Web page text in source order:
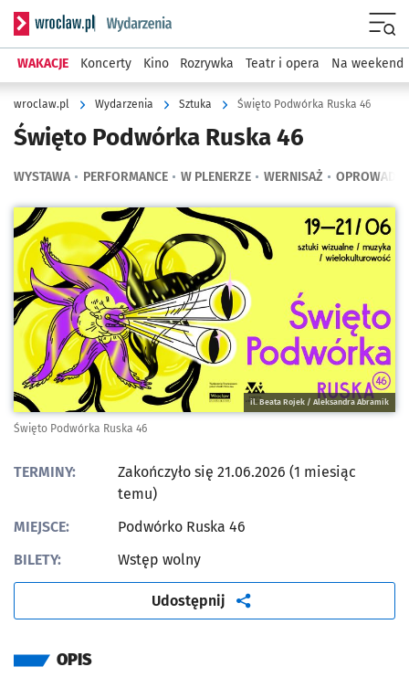
Serwis informacyjny wroclaw.pl podserwis: Wydarzenia
WAKACJE Koncerty Kino Rozrywka Teatr i opera Na weekend
wroclaw.pl Wydarzenia Sztuka Święto Podwórka Ruska 46
Święto Podwórka Ruska 46
WYSTAWA PERFORMANCE W PLENERZE WERNISAŻ
Kliknij, aby powiększyć
il. Beata Rojek / Aleksandra Abramik
Święto Podwórka Ruska 46
TERMINY:
Zakończyło się 21.06.2026 (1 miesiąc
temu)
MIEJSCE:
Podwórko Ruska 46
BILETY:
Wstęp wolny
Udostępnij artykuł
OPIS